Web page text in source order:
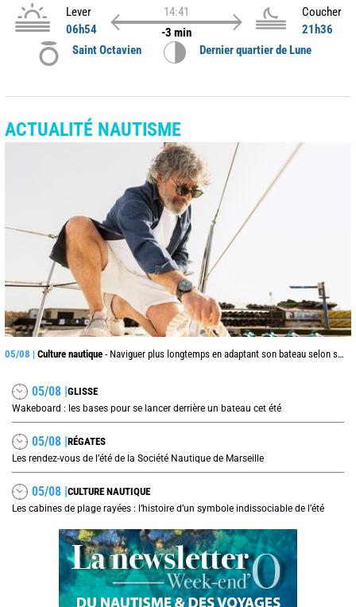
Lever
06h54
14:41
-3 min
Coucher
21h36
Saint Octavien
Dernier quartier de Lune
ACTUALITÉ NAUTISME
05/08 | Culture nautique - Naviguer plus longtemps en adaptant son bateau selon son âge
05/08 |GLISSE
Wakeboard : les bases pour se lancer derrière un bateau cet été
05/08 |RÉGATES
Les rendez-vous de l’été de la Société Nautique de Marseille
05/08 |CULTURE NAUTIQUE
Les cabines de plage rayées : l’histoire d’un symbole indissociable de l’été